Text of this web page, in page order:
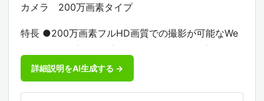
カメラ 200万画素タイプ
特長 ●200万画素フルHD画質での撮影が可能なWe
bカメラ●超広角150度レンズを採用で、幅広い範囲
の撮影が可能です●少し離れた場所でも使える3mの
ロングケーブルを採用。カメラの取り回しが便利で
詳細説明をAI生成する →